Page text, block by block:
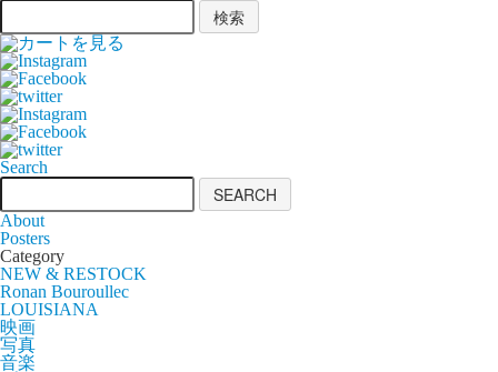
Search
About
Posters
Category
NEW & RESTOCK
Ronan Bouroullec
LOUISIANA
映画
写真
音楽